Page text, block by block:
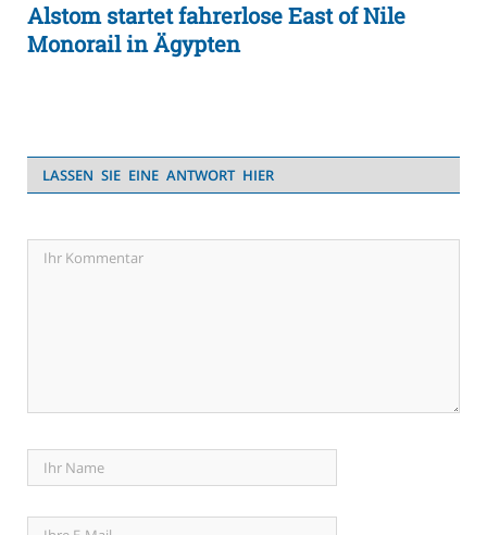
Alstom startet fahrerlose East of Nile
Monorail in Ägypten
LASSEN SIE EINE ANTWORT HIER